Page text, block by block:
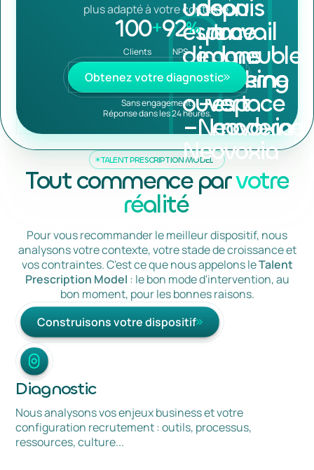
plus adapté à votre contexte.
100+
Clients
92%
NPS
Obtenez votre diagnostic
Obtenez votre diagnostic
Sans engagement.
Réponse dans les 24 heures.
TALENT PRESCRIPTION MODEL
Tout commence parvotre
réalité
Pour vous recommander le meilleur dispositif, nous
analysons votre contexte, votre stade de croissance et
vos contraintes. C'est ce que nous appelons leTalent
Prescription Model : le bon mode d'intervention, au
bon moment, pour les bonnes raisons.
Construisons votre dispositif
Construisons votre dispositif
Diagnostic
Nous analysons vos enjeux business et votre
configuration recrutement : outils, processus,
ressources, culture...